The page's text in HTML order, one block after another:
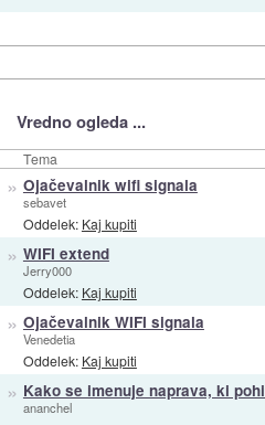
Vredno ogleda ...
Tema
» Ojačevalnik wifi signala
sebavet
Oddelek: Kaj kupiti
» WIFI extend
Jerry000
Oddelek: Kaj kupiti
» Ojačevalnik WIFI signala
Venedetia
Oddelek: Kaj kupiti
» Kako se imenuje naprava, ki
ananchel